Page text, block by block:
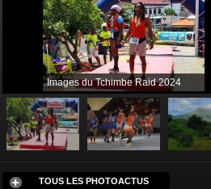
Images du Tchimbe Raid 2024
TOUS LES PHOTOACTUS